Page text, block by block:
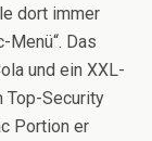
dort immer
Menü“. Das
und ein XXL-
Top-Security
Portion er